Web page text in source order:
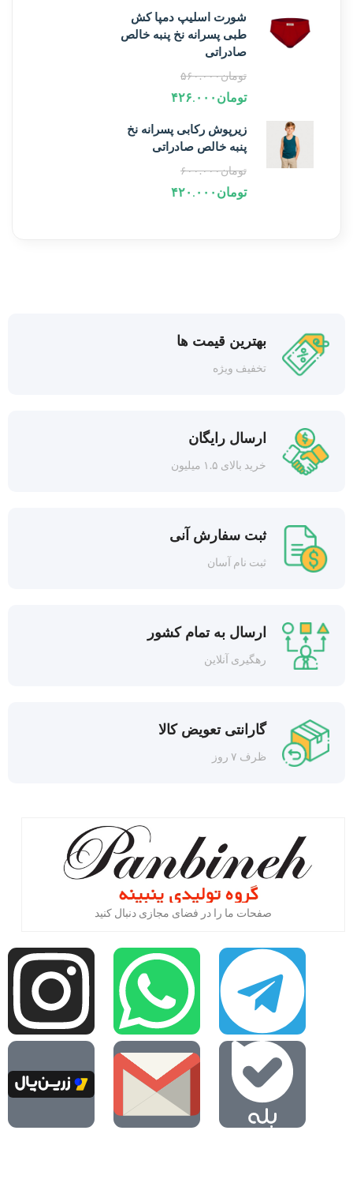
شورت اسلیپ دمپا کش
طبی پسرانه نخ پنبه خالص
صادراتی
تومان۵۶۰.۰۰۰
تومان ۴۲۶.۰۰۰
زیرپوش رکابی پسرانه نخ
پنبه خالص صادراتی
تومان۶۰۰.۰۰۰
تومان ۴۲۰.۰۰۰
بهترین قیمت ها
تخفیف ویژه
ارسال رایگان
خرید بالای ۱.۵ میلیون
ثبت سفارش آنی
ثبت نام آسان
ارسال به تمام کشور
رهگیری آنلاین
گارانتی تعویض کالا
ظرف ۷ روز
صفحات ما را در فضای مجازی دنبال کنید